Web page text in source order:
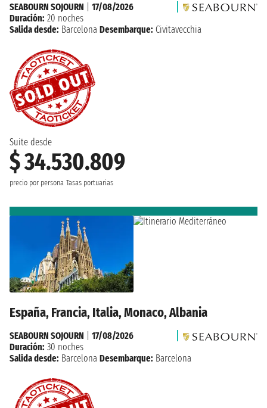
Suite desde
$ 34.530.809
precio por persona Tasas portuarias
SEABOURN SOJOURN
17/08/2026
Duración: 20 noches
Salida desde: Barcelona Desembarque: Civitavecchia
España, Francia, Italia, Monaco, Albania
SEABOURN SOJOURN
17/08/2026
Duración: 30 noches
Salida desde: Barcelona Desembarque: Barcelona